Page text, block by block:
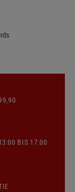
BIS 17:00